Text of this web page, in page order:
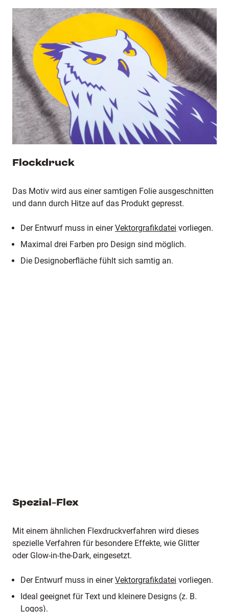
Flockdruck
Das Motiv wird aus einer samtigen Folie ausgeschnitten
und dann durch Hitze auf das Produkt gepresst.
Der Entwurf muss in einerVektorgrafikdatei vorliegen.
Maximal drei Farben pro Design sind möglich.
Die Designoberfläche fühlt sich samtig an.
Ideal geeignet für Text und kleinere Designs (z. B.
Logos).
Nur eine Farbe ist pro Design möglich.
Bitte beachte: Für alle Plotdrucke (Flex-, Flock- und
Spezial-Flexdruck) wird ein Aufschlag von 2,50€ auf den
Produktpreis berechnet. Dies ist eine einmalige Gebühr